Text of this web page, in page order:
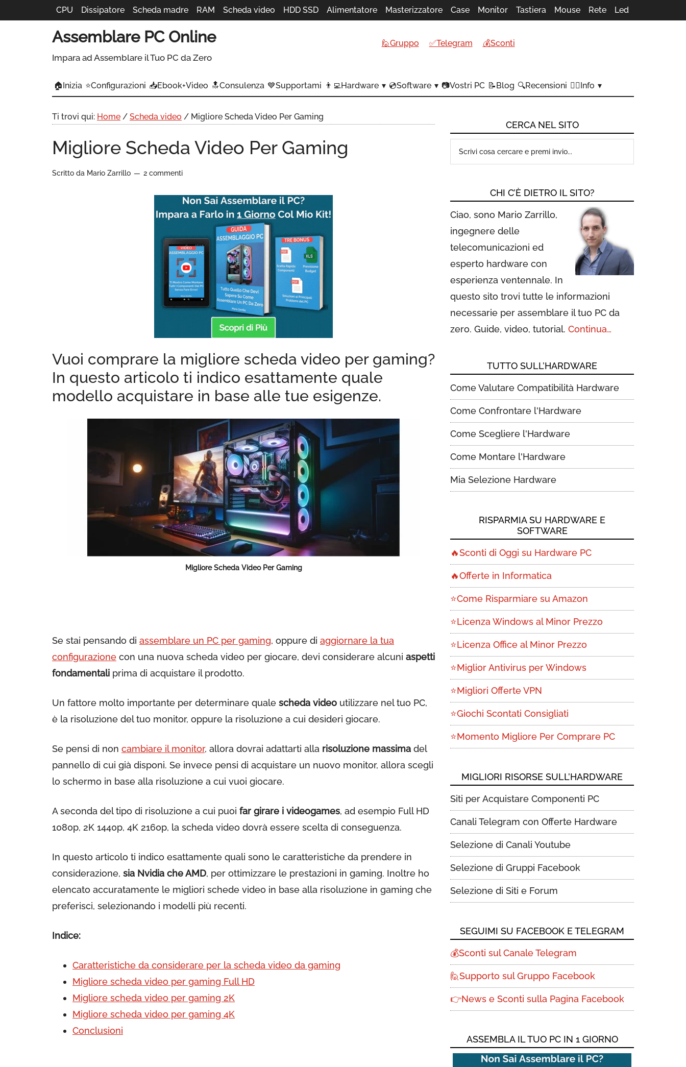
CPU Dissipatore Scheda madre RAM Scheda video HDD SSD Alimentatore Masterizzatore Case Monitor Tastiera Mouse Rete Led
Assemblare PC Online
Impara ad Assemblare il Tuo PC da Zero
🙋Gruppo ✅Telegram 💰Sconti
🏠Inizia ⭐Configurazioni 📥Ebook+Video 🔝Consulenza 💙Supportami 👨‍💻Hardware 💿Software 📷Vostri PC 📝Blog 🔍Recensioni 🙋‍♂️Info
Ti trovi qui: Home / Scheda video / Migliore Scheda Video Per Gaming
Migliore Scheda Video Per Gaming
Scritto da Mario Zarrillo 2 commenti
Vuoi comprare la migliore scheda video per gaming?
In questo articolo ti indico esattamente quale
modello acquistare in base alle tue esigenze.
Migliore Scheda Video Per Gaming
Se stai pensando di assemblare un PC per gaming, oppure di aggiornare la tua
configurazione con una nuova scheda video per giocare, devi considerare alcuni aspetti
fondamentali prima di acquistare il prodotto.
Un fattore molto importante per determinare quale scheda video utilizzare nel tuo PC,
è la risoluzione del tuo monitor, oppure la risoluzione a cui desideri giocare.
Se pensi di non cambiare il monitor, allora dovrai adattarti alla risoluzione massima del
pannello di cui già disponi. Se invece pensi di acquistare un nuovo monitor, allora scegli
lo schermo in base alla risoluzione a cui vuoi giocare.
A seconda del tipo di risoluzione a cui puoi far girare i videogames, ad esempio Full HD
1080p, 2K 1440p, 4K 2160p, la scheda video dovrà essere scelta di conseguenza.
In questo articolo ti indico esattamente quali sono le caratteristiche da prendere in
considerazione, sia Nvidia che AMD, per ottimizzare le prestazioni in gaming. Inoltre ho
elencato accuratamente le migliori schede video in base alla risoluzione in gaming che
preferisci, selezionando i modelli più recenti.
Indice:
Caratteristiche da considerare per la scheda video da gaming
Migliore scheda video per gaming Full HD
Migliore scheda video per gaming 2K
Migliore scheda video per gaming 4K
Conclusioni
CERCA NEL SITO
CHI C’È DIETRO IL SITO?
Ciao, sono Mario Zarrillo,
ingegnere delle
telecomunicazioni ed
esperto hardware con
esperienza ventennale. In
questo sito trovi tutte le informazioni
necessarie per assemblare il tuo PC da
zero. Guide, video, tutorial. Continua…
TUTTO SULL’HARDWARE
Come Valutare Compatibilità Hardware
Come Confrontare l'Hardware
Come Scegliere l'Hardware
Come Montare l'Hardware
Mia Selezione Hardware
RISPARMIA SU HARDWARE E
SOFTWARE
🔥Sconti di Oggi su Hardware PC
🔥Offerte in Informatica
⭐Come Risparmiare su Amazon
⭐Licenza Windows al Minor Prezzo
⭐Licenza Office al Minor Prezzo
⭐Miglior Antivirus per Windows
⭐Migliori Offerte VPN
⭐Giochi Scontati Consigliati
⭐Momento Migliore Per Comprare PC
MIGLIORI RISORSE SULL’HARDWARE
Siti per Acquistare Componenti PC
Canali Telegram con Offerte Hardware
Selezione di Canali Youtube
Selezione di Gruppi Facebook
Selezione di Siti e Forum
SEGUIMI SU FACEBOOK E TELEGRAM
💰Sconti sul Canale Telegram
🙋Supporto sul Gruppo Facebook
👉News e Sconti sulla Pagina Facebook
ASSEMBLA IL TUO PC IN 1 GIORNO